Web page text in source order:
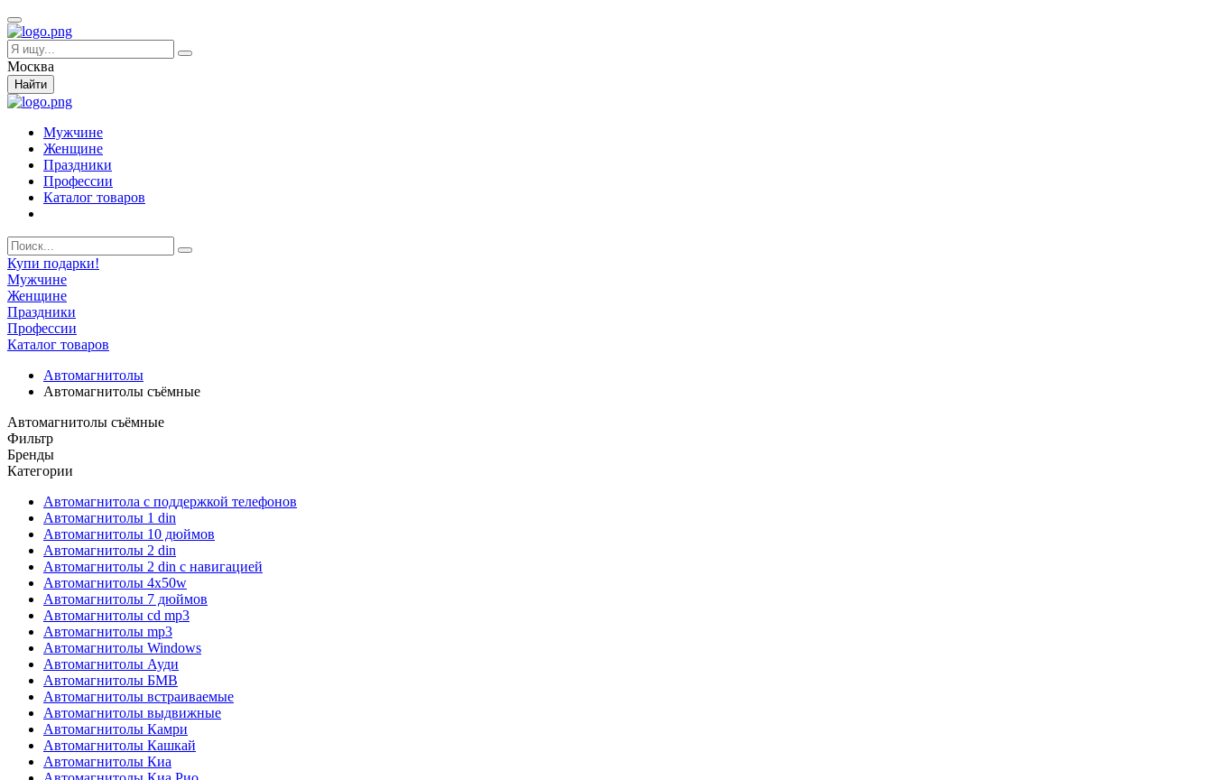
Москва
Найти
Мужчине
Женщине
Праздники
Профессии
Каталог товаров
Купи подарки!
Мужчине
Женщине
Праздники
Профессии
Каталог товаров
Автомагнитолы
Автомагнитолы съёмные
Автомагнитолы съёмные
Фильтр
Бренды
Категории
Автомагнитола с поддержкой телефонов
Автомагнитолы 1 din
Автомагнитолы 10 дюймов
Автомагнитолы 2 din
Автомагнитолы 2 din с навигацией
Автомагнитолы 4х50w
Автомагнитолы 7 дюймов
Автомагнитолы cd mp3
Автомагнитолы mp3
Автомагнитолы Windows
Автомагнитолы Ауди
Автомагнитолы БМВ
Автомагнитолы встраиваемые
Автомагнитолы выдвижные
Автомагнитолы Камри
Автомагнитолы Кашкай
Автомагнитолы Киа